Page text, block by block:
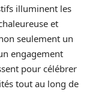
illuminent les
et
seulement un
engagement
pour célébrer
tout au long de